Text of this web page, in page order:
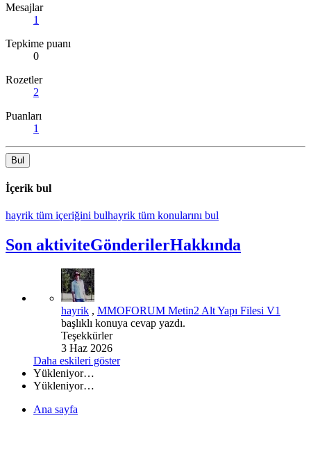
Mesajlar
1
Tepkime puanı
0
Rozetler
2
Puanları
1
Bul
İçerik bul
hayrik tüm içeriğini bulhayrik tüm konularını bul
Son aktiviteGönderilerHakkında
hayrik , MMOFORUM Metin2 Alt Yapı Filesi V1
başlıklı konuya cevap yazdı.
Teşekkürler
3 Haz 2026
Daha eskileri göster
Yükleniyor…
Yükleniyor…
Ana sayfa